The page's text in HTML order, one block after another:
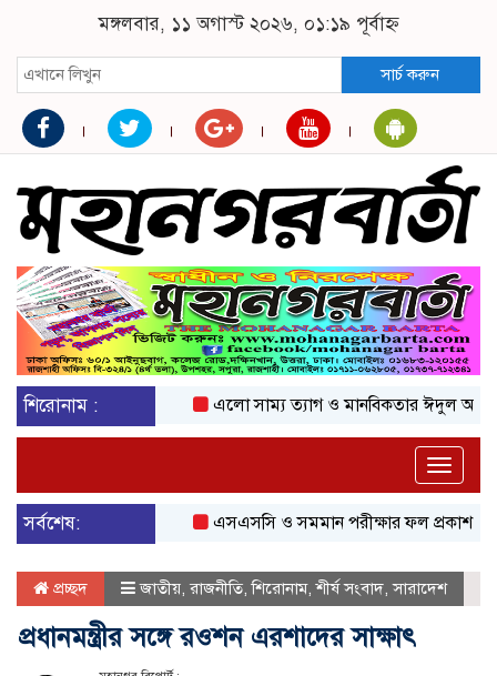
মঙ্গলবার, ১১ অগাস্ট ২০২৬, ০১:১৯ পূর্বাহ্ন
সার্চ করুন
শিরোনাম : এলো সাম্য ত্যাগ ও মানবিকতার ঈদুল আজহা
Toggle
সর্বশেষ:
এসএসসি ও সমমান পরীক্ষার ফল প্রকাশ সকাল
প্রচ্ছদ জাতীয়, রাজনীতি,শিরোনাম,শীর্ষ সংবাদ,সারাদেশ
প্রধানমন্ত্রীর সঙ্গে রওশন এরশাদের সাক্ষাৎ